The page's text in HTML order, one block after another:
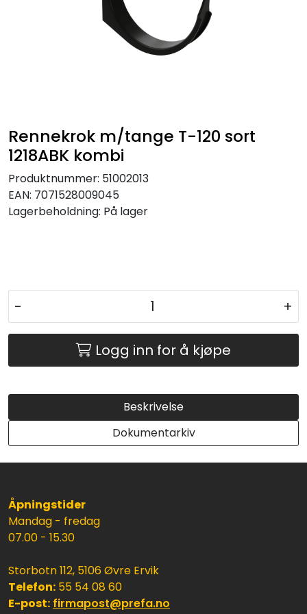
Rennekrok m/tange T-120 sort
1218ABK kombi
Produktnummer: 51002013
EAN: 7071528009045
Lagerbeholdning: På lager
- +
Logg inn for å kjøpe
Beskrivelse
Dokumentarkiv
Åpningstider
Mandag - fredag
07.00 - 15.30
Storbotn 112, 5106 Øvre Ervik
Telefon: 55 54 08 60
E-post: firmapost@prefa.no